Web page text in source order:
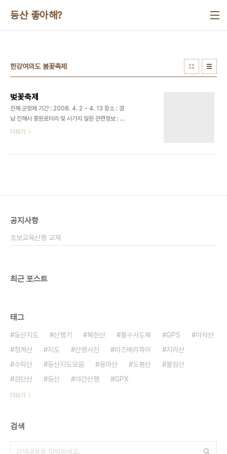
등산 좋아해?
한강여의도 봄꽃축제
벚꽃축제
진해 군항제 기간 : 2008. 4. 2 ~ 4. 13 장소 : 경
남 진해시 중원로터리 및 시가지 일원 관련정보 : 찾
아가는 길, 관광정보 워커힐 벚꽃축제 기간 : 2008.
4. 18 ~ 4. 20 장소 : 충북 제천시 청풍면 청풍호반
더보기
공지사항
초보교육산행 교재
최근 포스트
태그
등산지도 산행기 북한산 불수사도북 GPS
아차산
청계산
지도 산행사진 라즈베리파이
지리산
수락산
등산지도모음 용마산 도봉산
불암산
검단산
등산 야간산행 GPX
더보기
검색